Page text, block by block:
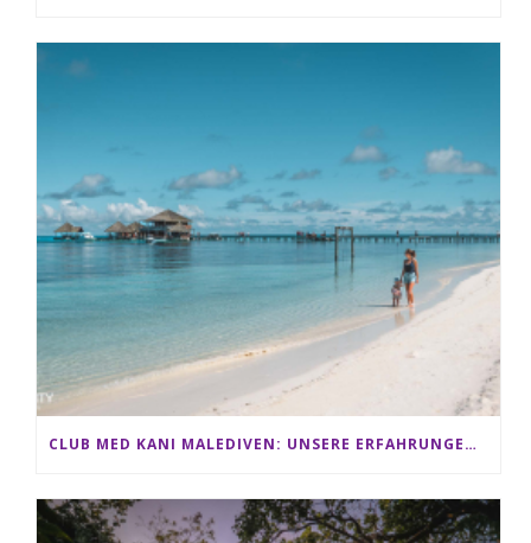
CLUB MED KANI MALEDIVEN: UNSERE ERFAHRUNGEN IM ALL-INCLUSIVE PARADIES